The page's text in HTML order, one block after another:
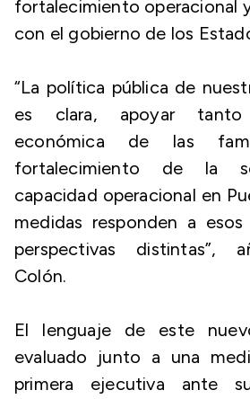
fortalecimiento operacional
con el gobierno de los
“La política pública de
es clara, apoyar tanto
económica de las
fortalecimiento de la
capacidad operacional en
medidas responden a
perspectivas distintas”,
Colón.
El lenguaje de este
evaluado junto a una
primera ejecutiva ante